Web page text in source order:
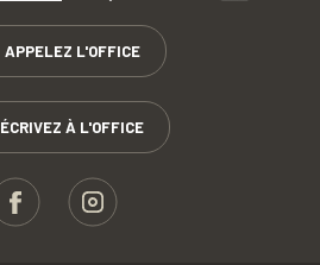
APPELEZ L'OFFICE
ÉCRIVEZ À L'OFFICE